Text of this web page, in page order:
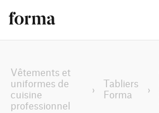
Vêtements et
uniformes de
cuisine
professionnel
›
Tabliers
Forma
›